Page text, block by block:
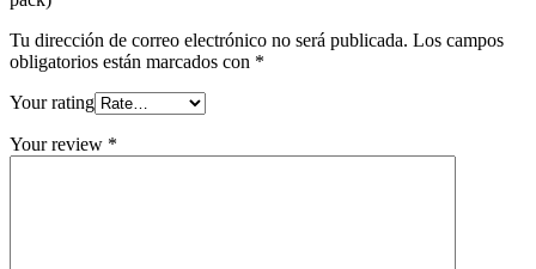
Tu dirección de correo electrónico no será publicada. Los campos
obligatorios están marcados con *
Your rating
Your review *